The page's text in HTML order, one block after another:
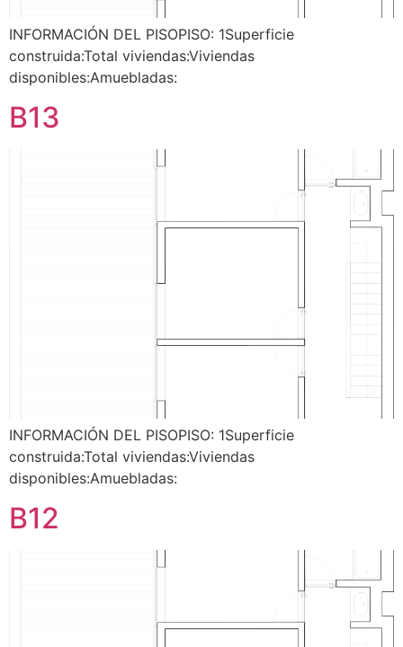
INFORMACIÓN DEL PISOPISO: 1Superficie
construida:Total viviendas:Viviendas
disponibles:Amuebladas:
B13
INFORMACIÓN DEL PISOPISO: 1Superficie
construida:Total viviendas:Viviendas
disponibles:Amuebladas:
B12